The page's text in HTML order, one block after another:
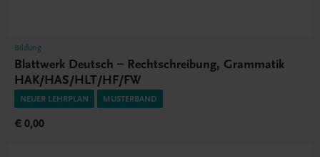
Bildung
Blattwerk Deutsch – Rechtschreibung, Grammatik
HAK/HAS/HLT/HF/FW
NEUER LEHRPLAN MUSTERBAND
€ 0,00